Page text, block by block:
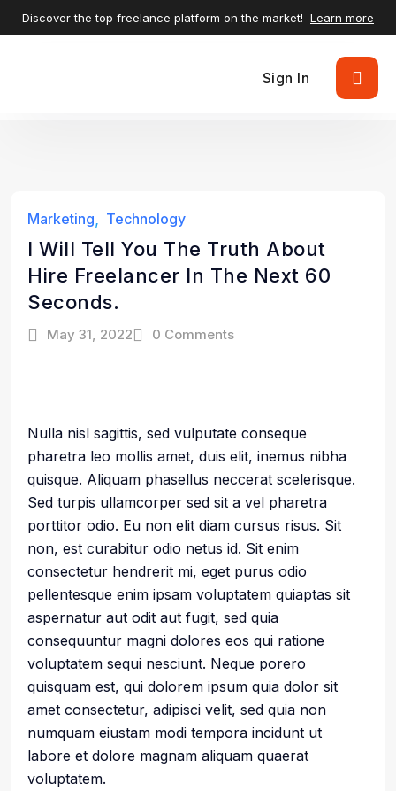
Discover the top freelance platform on the market! Learn more
Sign In
Marketing Technology
I Will Tell You The Truth About
Hire Freelancer In The Next 60
Seconds.
May 31, 2022 0 Comments
Nulla nisl sagittis, sed vulputate conseque
pharetra leo mollis amet, duis elit, inemus nibha
quisque. Aliquam phasellus neccerat scelerisque.
Sed turpis ullamcorper sed sit a vel pharetra
porttitor odio. Eu non elit diam cursus risus. Sit
non, est curabitur odio netus id. Sit enim
consectetur hendrerit mi, eget purus odio
pellentesque enim ipsam voluptatem quiaptas sit
aspernatur aut odit aut fugit, sed quia
consequuntur magni dolores eos qui ratione
voluptatem sequi nesciunt. Neque porero
quisquam est, qui dolorem ipsum quia dolor sit
amet consectetur, adipisci velit, sed quia non
numquam eiustam modi tempora incidunt ut
labore et dolore magnam aliquam quaerat
voluptatem.